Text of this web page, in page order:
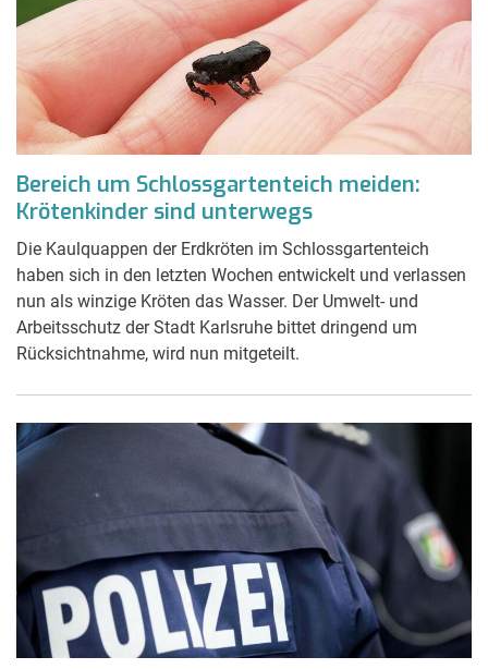
Bereich um Schlossgartenteich meiden:
Krötenkinder sind unterwegs
Die Kaulquappen der Erdkröten im Schlossgartenteich
haben sich in den letzten Wochen entwickelt und verlassen
nun als winzige Kröten das Wasser. Der Umwelt- und
Arbeitsschutz der Stadt Karlsruhe bittet dringend um
Rücksichtnahme, wird nun mitgeteilt.